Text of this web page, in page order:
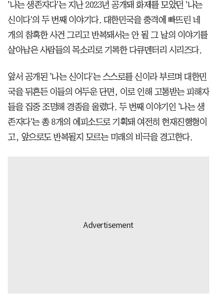
'나는 생존자다'는 지난 2023년 공개돼 화제를 모았던 '나는
신이다'의 두 번째 이야기다. 대한민국을 충격에 빠뜨린 네
개의 참혹한 사건 그리고 반복돼서는 안 될 그 날의 이야기를
살아남은 사람들의 목소리로 기록한 다큐멘터리 시리즈다.
앞서 공개된 '나는 신이다'는 스스로를 신이라 부르며 대한민
국을 뒤흔든 이들의 어두운 단면, 이로 인해 고통받는 피해자
들을 집중 조명해 경종을 울렸다. 두 번째 이야기인 '나는 생
존자다'는 총 8개의 에피소드로 기획돼 여전히 현재진행형이
고, 앞으로도 반복될지 모르는 미래의 비극을 경고한다.